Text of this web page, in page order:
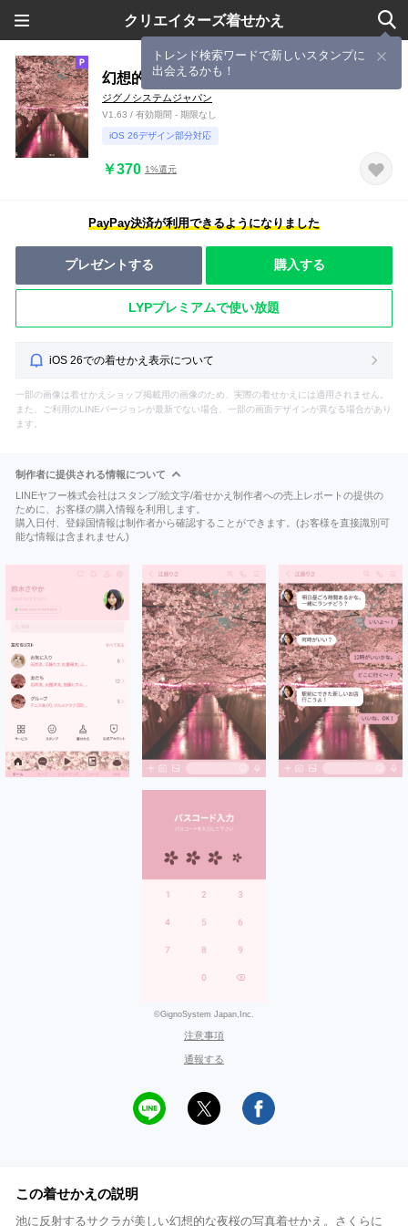
クリエイターズ着せかえ
トレンド検索ワードで新しいスタンプに
出会えるかも！
幻想的な春の夜桜
ジグノシステムジャパン
V1.63 / 有効期間 - 期限なし
iOS 26デザイン部分対応
￥370 1%還元
PayPay決済が利用できるようになりました
プレゼントする 購入する
LYPプレミアムで使い放題
iOS 26での着せかえ表示について
一部の画像は着せかえショップ掲載用の画像のため、実際の着せかえには適用されません。
また、ご利用のLINEバージョンが最新でない場合、一部の画面デザインが異なる場合があり
ます。
制作者に提供される情報について
LINEヤフー株式会社はスタンプ/絵文字/着せかえ制作者への売上レポートの提供の
ために、お客様の購入情報を利用します。
購入日付、登録国情報は制作者から確認することができます。(お客様を直接識別可
能な情報は含まれません)
©GignoSystem Japan,Inc.
注意事項
通報する
この着せかえの説明
池に反射するサクラが美しい幻想的な夜桜の写真着せかえ。さくらに